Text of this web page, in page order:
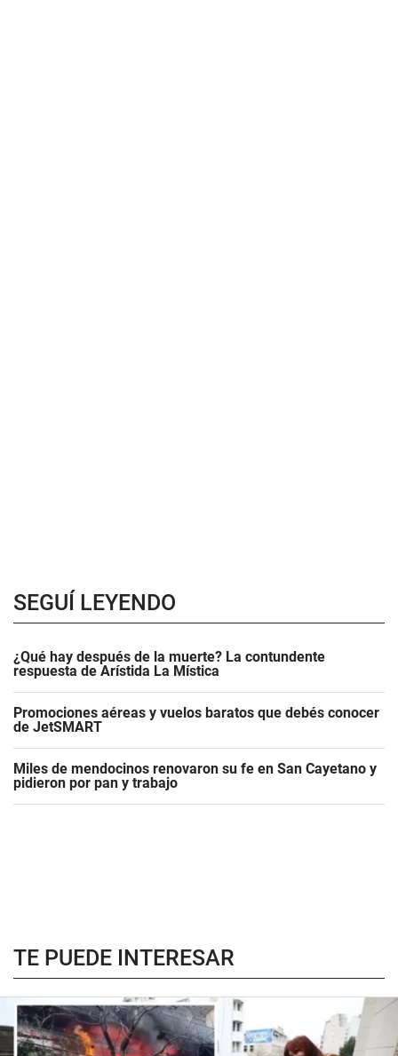
SEGUÍ LEYENDO
¿Qué hay después de la muerte? La contundente
respuesta de Arístida La Mística
Promociones aéreas y vuelos baratos que debés conocer
de JetSMART
Miles de mendocinos renovaron su fe en San Cayetano y
pidieron por pan y trabajo
TE PUEDE INTERESAR